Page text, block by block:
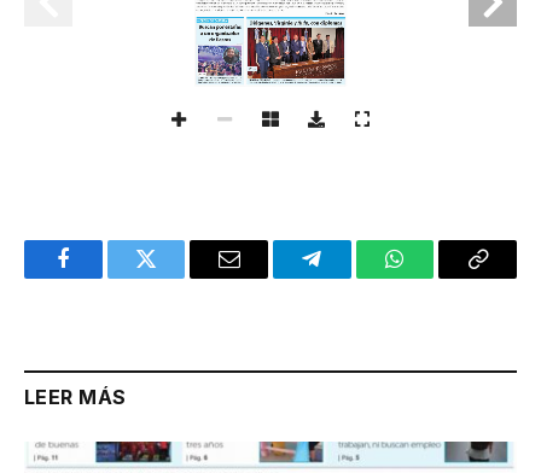
FacebookTwitter Email TelegramWhatsAppCopy
LEER MÁS